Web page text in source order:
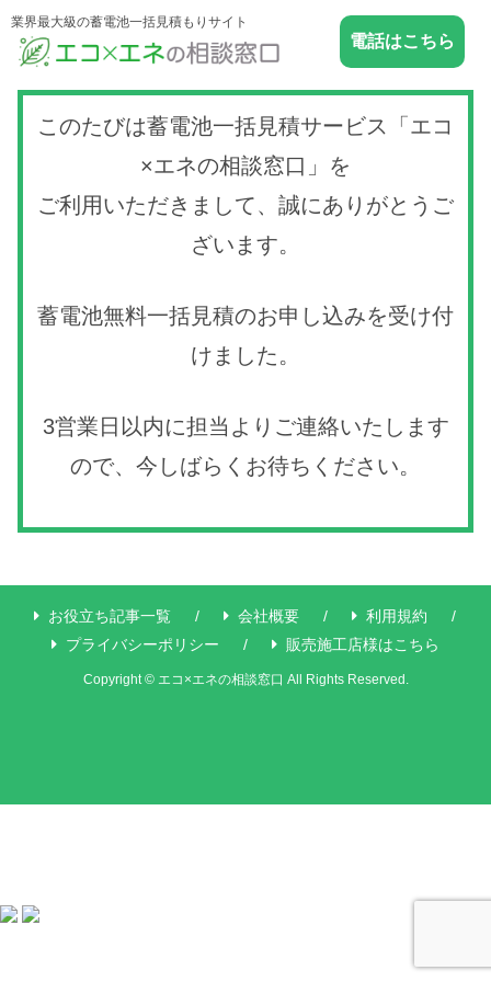
業界最大級の蓄電池一括見積もりサイト
電話はこちら
このたびは蓄電池一括見積サービス「エコ
×エネの相談窓口」を
ご利用いただきまして、誠にありがとうご
ざいます。
蓄電池無料一括見積のお申し込みを受け付
けました。
3営業日以内に担当よりご連絡いたします
ので、今しばらくお待ちください。
お役立ち記事一覧 会社概要
利用規約
プライバシーポリシー
販売施工店様はこちら
Copyright © エコ×エネの相談窓口 All Rights Reserved.